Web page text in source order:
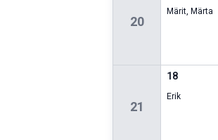
20
Märit,Märta
21
18
Erik